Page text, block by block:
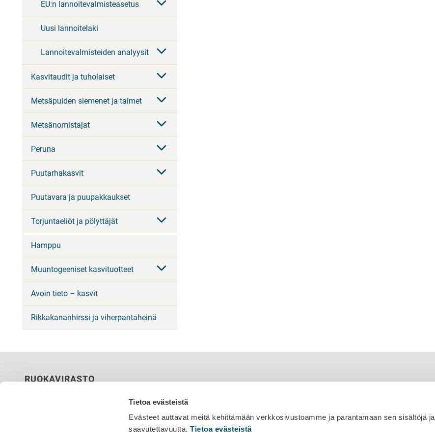
Tietoa evästeistä
Evästeet auttavat meitä kehittämään verkkosivustoamme ja parantamaan sen sisältöjä ja
saavutettavuutta.Tietoa evästeistä
EU:n lannoitevalmisteasetus
Uusi lannoitelaki
Lannoitevalmisteiden analyysit
Kasvitaudit ja tuholaiset
Metsäpuiden siemenet ja taimet
Metsänomistajat
Peruna
Puutarhakasvit
Puutavara ja puupakkaukset
Torjuntaeliöt ja pölyttäjät
Hamppu
Muuntogeeniset kasvituotteet
Avoin tieto – kasvit
Rikkakananhirssi ja viherpantaheinä
RUOKAVIRASTO